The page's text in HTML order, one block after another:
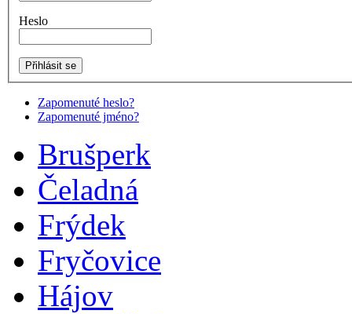
Heslo
Zapomenuté heslo?
Zapomenuté jméno?
Brušperk
Čeladná
Frýdek
Fryčovice
Hájov